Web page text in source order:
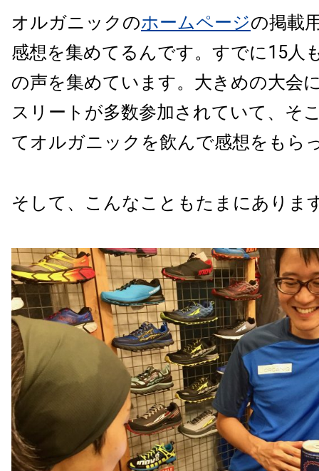
オルガニックのホームページの掲載
感想を集めてるんです。すでに15人
の声を集めています。 大きめの大会
スリートが多数参加されていて、そ
てオルガニックを飲んで感想をもら
そして、こんなこともたまにありま